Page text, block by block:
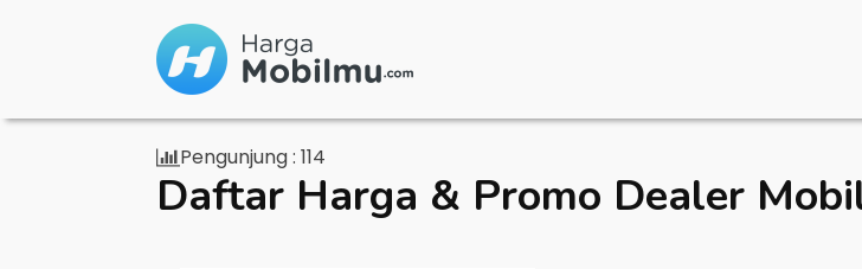
Pengunjung : 114
Daftar Harga & Promo Dealer